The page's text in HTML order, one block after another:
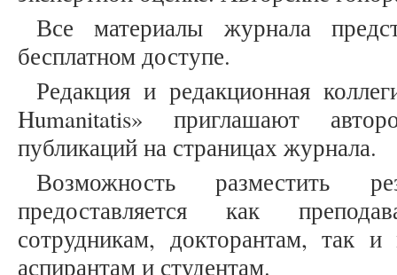
Все материалы журнала
бесплатном доступе.
Редакция и редакционная
Humanitatis» приглашают
публикаций на страницах журнала.
Возможность разместить
предоставляется как
сотрудникам, докторантам, так
аспирантам и студентам.